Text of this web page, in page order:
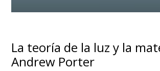
La teoría de la luz y la
Andrew Porter